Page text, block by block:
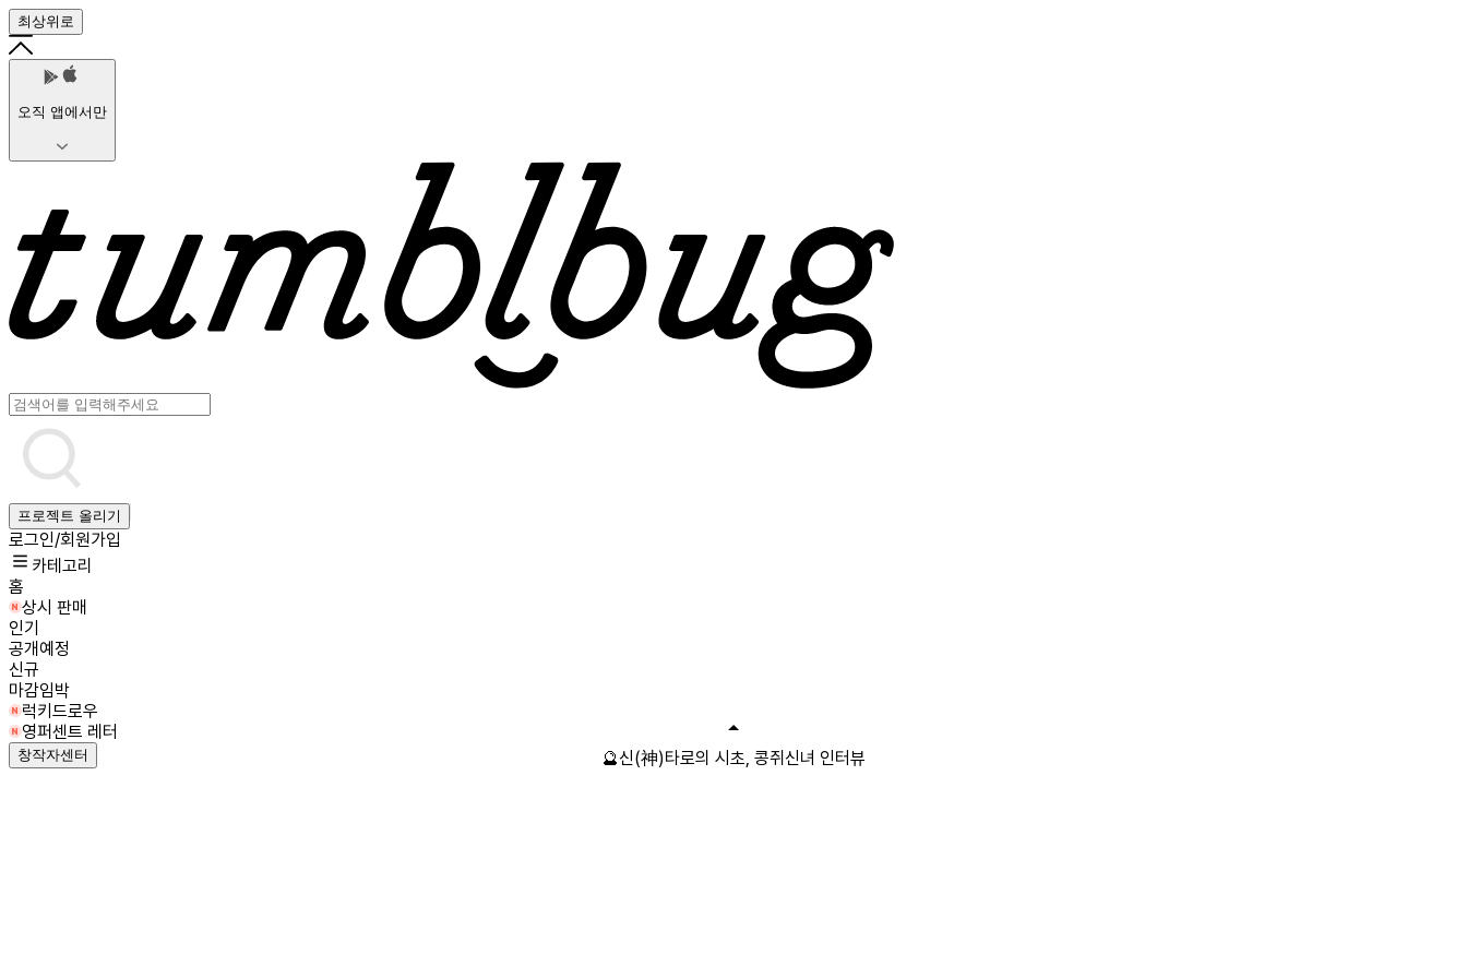
최상위로
오직 앱에서만
프로젝트 올리기
로그인/회원가입
카테고리
홈
상시 판매
인기
공개예정
신규
마감임박
럭키드로우
영퍼센트 레터
창작자센터 🔮신(神)타로의 시초, 콩쥐신녀 인터뷰